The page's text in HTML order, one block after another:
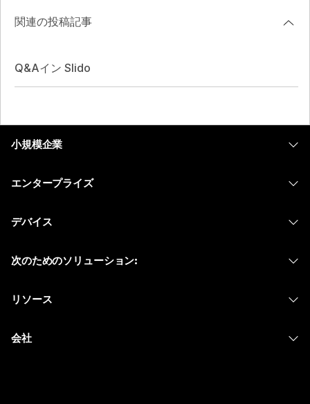
関連の投稿記事
Q&Aイン Slido
小規模企業
エンタープライズ
Meetings
デバイス
次のためのソリューション:
リソース
会社